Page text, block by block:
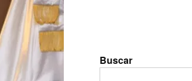
Buscar